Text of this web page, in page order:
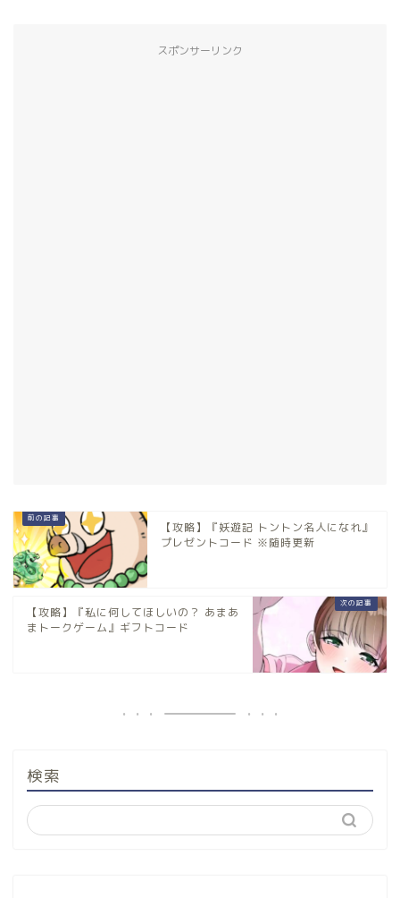
スポンサーリンク
【攻略】『妖遊記 トントン名人になれ』
プレゼントコード ※随時更新
【攻略】『私に何してほしいの？ あまあ
まトークゲーム』ギフトコード
検索